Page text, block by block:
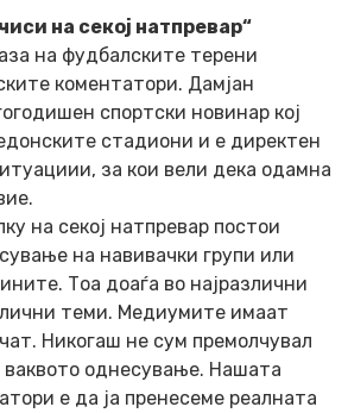
на секој натпревар“
на фудбалските терени
коментатори. Дамјан
спортски новинар кој
стадиони и е директен
за кои вели дека одамна
на секој натпревар постои
на навивачки групи или
Тоа доаѓа во најразлични
теми. Медиумите имаат
Никогаш не сум премолчувал
ваквото однесување. Нашата
е да ја пренесеме реалната